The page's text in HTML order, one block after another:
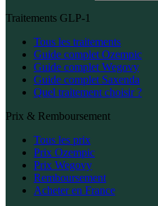
Traitements GLP-1
Tous les traitements
Guide complet Ozempic
Guide complet Wegovy
Guide complet Saxenda
Quel traitement choisir ?
Prix & Remboursement
Tous les prix
Prix Ozempic
Prix Wegovy
Remboursement
Acheter en France